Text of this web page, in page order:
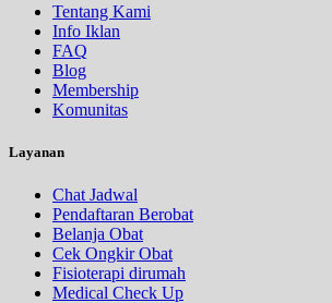
Tentang Kami
Info Iklan
FAQ
Blog
Membership
Komunitas
Layanan
Chat Jadwal
Pendaftaran Berobat
Belanja Obat
Cek Ongkir Obat
Fisioterapi dirumah
Medical Check Up